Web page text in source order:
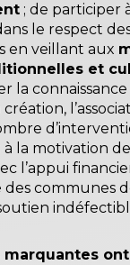
; de participer
le respect
en veillant aux
et
la
création,
la motivation
l’appui
communes
marquantes